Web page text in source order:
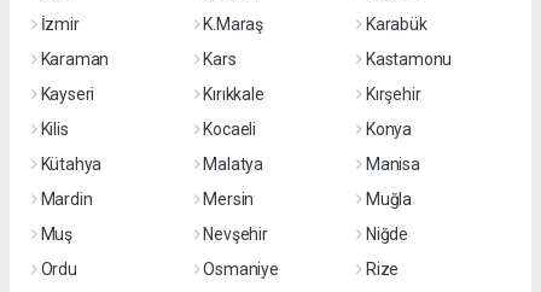
İzmir
K.Maraş
Karabük
Karaman
Kars
Kastamonu
Kayseri
Kırıkkale
Kırşehir
Kilis
Kocaeli
Konya
Kütahya
Malatya
Manisa
Mardin
Mersin
Muğla
Muş
Nevşehir
Niğde
Ordu
Osmaniye
Rize